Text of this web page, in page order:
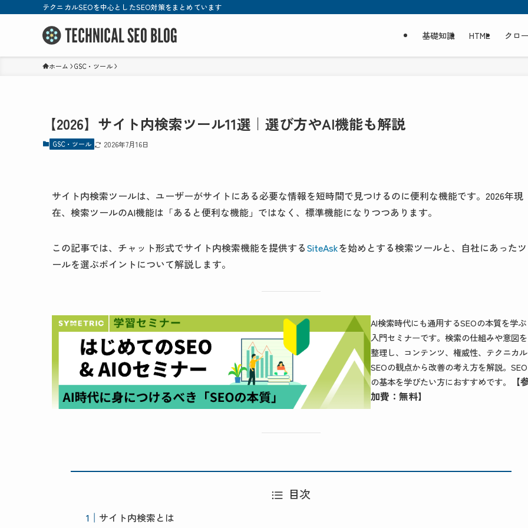
テクニカルSEOを中心としたSEO対策をまとめています
基礎知識 HTML クロ
ホーム GSC・ツール
【2026】サイト内検索ツール11選｜選び方やAI機能も解説
GSC・ツール 2026年7月16日
サイト内検索ツールは、ユーザーがサイトにある必要な情報を短時間で見つけるのに便利な機能です。2026年現
在、検索ツールのAI機能は「あると便利な機能」ではなく、標準機能になりつつあります。
この記事では、チャット形式でサイト内検索機能を提供するSiteAskを始めとする検索ツールと、自社にあったツ
ールを選ぶポイントについて解説します。
AI検索時代にも通用するSEOの本質を学ぶ
入門セミナーです。検索の仕組みや意図を
整理し、コンテンツ、権威性、テクニカル
SEOの観点から改善の考え方を解説。SEO
の基本を学びたい方におすすめです。
【
加費：無料】
目次
サイト内検索とは